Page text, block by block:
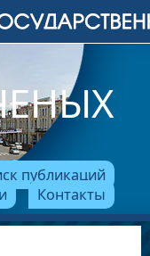
публикаций
Контакты